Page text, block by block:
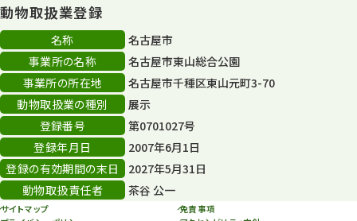
動物取扱業登録
名称
名古屋市
事業所の名称
名古屋市東山総合公園
事業所の所在地
名古屋市千種区東山元町3-70
動物取扱業の種別
展示
登録番号
第0701027号
登録年月日
2007年6月1日
登録の有効期間の末日
2027年5月31日
動物取扱責任者
茶谷 公一
サイトマップ
免責事項